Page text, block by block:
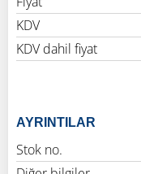
KDV
KDV dahil fiyat
AYRINTILAR
Stok no.